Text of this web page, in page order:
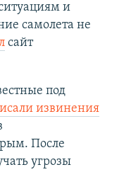
и
самолета не
сайт
под
извинения
После
угрозы